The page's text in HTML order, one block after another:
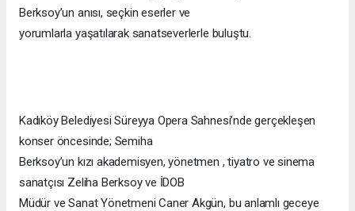
Berksoy’un anısı, seçkin eserler ve
yorumlarla yaşatılarak sanatseverlerle buluştu.
Kadıköy Belediyesi Süreyya Opera Sahnesi’nde gerçekleşen
konser öncesinde; Semiha
Berksoy’un kızı akademisyen, yönetmen , tiyatro ve sinema
sanatçısı Zeliha Berksoy ve İDOB
Müdür ve Sanat Yönetmeni Caner Akgün, bu anlamlı geceye